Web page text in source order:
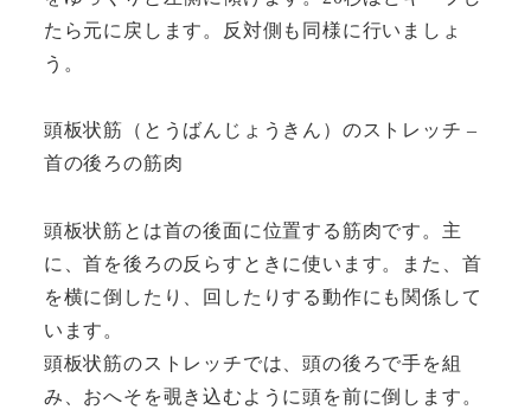
たら元に戻します。反対側も同様に行いましょ
う。
頭板状筋（とうばんじょうきん）のストレッチ –
首の後ろの筋肉
頭板状筋とは首の後面に位置する筋肉です。主
に、首を後ろの反らすときに使います。また、首
を横に倒したり、回したりする動作にも関係して
います。
頭板状筋のストレッチでは、頭の後ろで手を組
み、おへそを覗き込むように頭を前に倒します。